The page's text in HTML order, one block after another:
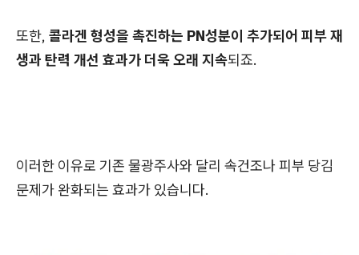
또한, 콜라겐 형성을 촉진하는 PN성분이 추가되어 피부 재
생과 탄력 개선 효과가 더욱 오래 지속되죠.
이러한 이유로 기존 물광주사와 달리 속건조나 피부 당김
문제가 완화되는 효과가 있습니다.